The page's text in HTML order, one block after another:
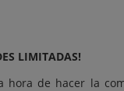
LIMITADAS!
hora de hacer la